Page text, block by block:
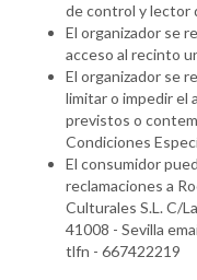
de control y lector
El organizador se
acceso al recinto
El organizador se
limitar o impedir el
previstos o
Condiciones
El consumidor
reclamaciones a
Culturales S.L. C/
41008 - Sevilla
tlfn - 667422219